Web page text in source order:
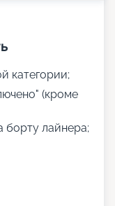
категории;
(кроме
борту лайнера;